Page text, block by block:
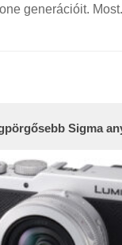
generációit.
Sigma